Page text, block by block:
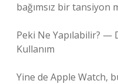
bağımsız bir tansiyon
Peki Ne Yapılabilir? —
Kullanım
Yine de Apple Watch,